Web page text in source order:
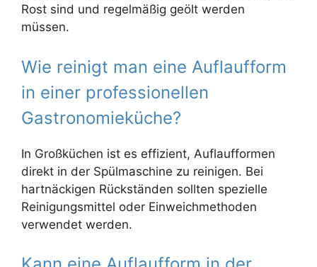
Rost sind und regelmäßig geölt werden
müssen.
Wie reinigt man eine Auflaufform
in einer professionellen
Gastronomieküche?
In Großküchen ist es effizient, Auflaufformen
direkt in der Spülmaschine zu reinigen. Bei
hartnäckigen Rückständen sollten spezielle
Reinigungsmittel oder Einweichmethoden
verwendet werden.